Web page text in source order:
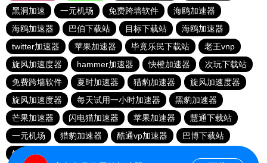
黑洞加速
一元机场 免费跨墙软件
海鸥加速器
海鸥加速器
巴伯下载站 目标下载站
海鸥加速器
twitter加速器
苹果加速器 毕竟乐民下载站
老王vnp
旋风加速度器
hammer加速器 快橙加速器
次玩下载站
免费跨墙软件
夏时加速器 猎豹加速器
旋风加速度器
旋风加速度器
每天试用一小时加速器
黑豹加速器
芒果加速器
闪电猫加速器 苹果加速器
慧通下载站
一元机场
猎豹加速器 酷通vp加速器
巴博下载站
银河加速器